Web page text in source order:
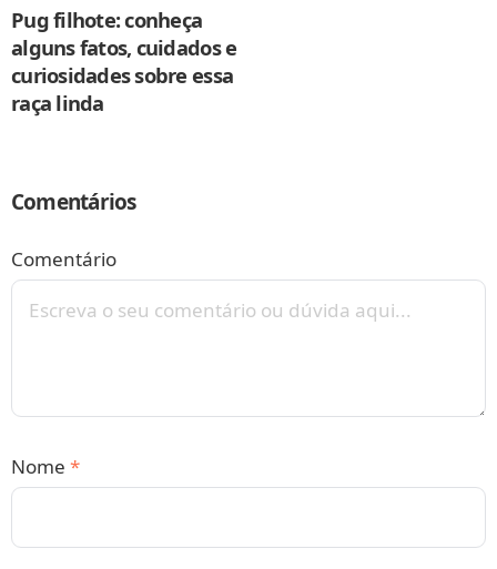
Pug filhote: conheça
alguns fatos, cuidados e
curiosidades sobre essa
raça linda
Comentários
Comentário
Nome *